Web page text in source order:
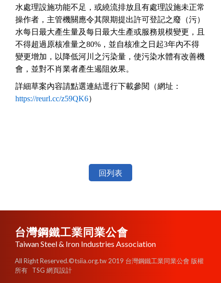
水處理設施功能不足，或繞流排放且有處理設施未正常
操作者，主管機關應令其限期提出許可登記之廢（污）
水每日最大產生量及每日最大生產或服務規模變更，且
不得超過原核准量之80% ，並自核准之日起3年內不得
變更增加，以降低河川之污染量，使污染水體有改善機
會，並對不肖業者產生遏阻效果。
詳細草案內容請點選連結逕行下載參閱（網址：
https://reurl.cc/z59QK6）
回列表
台灣鋼鐵工業同業公會
Taiwan Steel & Iron Industries Association
All Right Reserved.©tsiia.org.tw 2019 台灣鋼鐵工業同業公會 版權
所有 TSG 網頁設計